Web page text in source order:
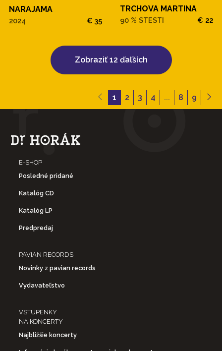
NARAJAMA
2024 € 35
TRCHOVA MARTINA
90 % STESTI € 22
Zobraziť 12 ďaľších
1 2 3 4 ... 8 9
E-SHOP
Posledné pridané
Katalóg CD
Katalóg LP
Predpredaj
PAVIAN RECORDS
Novinky z pavian records
Vydavateľstvo
VSTUPENKY
NA KONCERTY
Najbližšie koncerty